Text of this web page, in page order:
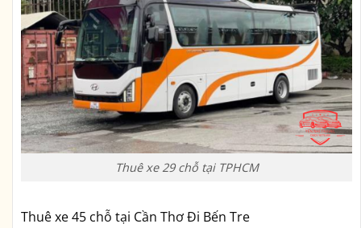
Thuê xe 29 chỗ tại TPHCM
Thuê xe 45 chỗ tại Cần Thơ Đi Bến Tre